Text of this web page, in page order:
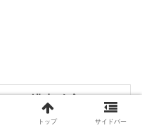
の排出確率
トップ サイドバー